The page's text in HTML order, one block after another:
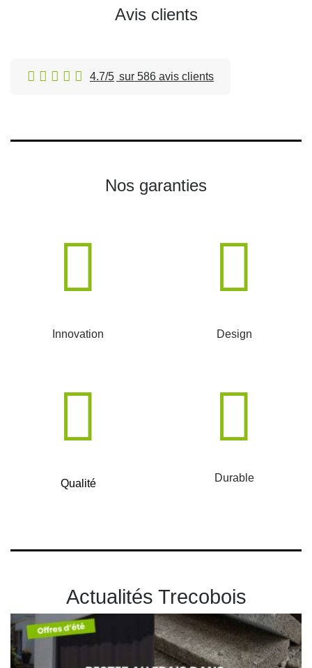
Avis clients
4.7/5 sur 586 avis clients
Nos garanties
Innovation Design
Qualité Durable
Actualités Trecobois